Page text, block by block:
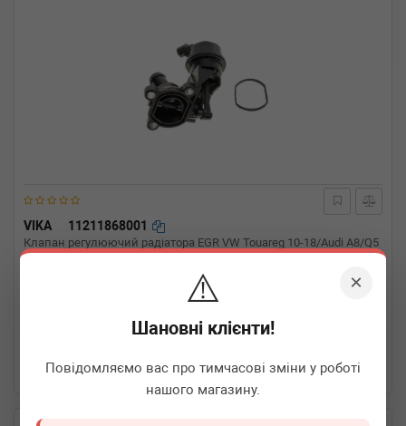
×
⚠️
Шановні клієнти!
Повідомляємо вас про тимчасові зміни у роботі
нашого магазину.
VIKA 11211868001
Клапан регулюючий радіатора EGR VW Touareg 10-18/Audi A8/Q5
3.0TDI 10-17
+ В кошик